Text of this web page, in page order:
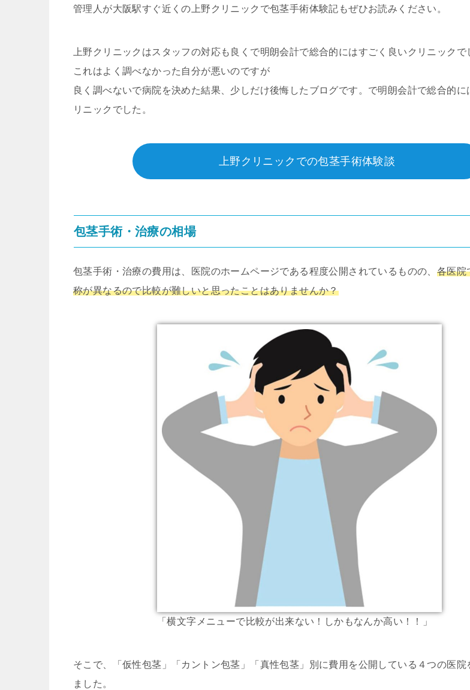
管理人が大阪駅すぐ近くの上野クリニックで包茎手術体験記もぜひお読みください。
上野クリニックはスタッフの対応も良くで明朗会計で総合的にはすごく良いクリニックで
これはよく調べなかった自分が悪いのですが
良く調べないで病院を決めた結果、少しだけ後悔したブログです。で明朗会計で総合的に
リニックでした。
上野クリニックでの包茎手術体験談
包茎手術・治療の相場
包茎手術・治療の費用は、医院のホームページである程度公開されているものの、 各医院
称が異なるので比較が難しいと思ったことはありませんか？
「横文字メニューで比較が出来ない！しかもなんか高い！！」
そこで、「仮性包茎」「カントン包茎」「真性包茎」別に費用を公開している４つの医院
ました。